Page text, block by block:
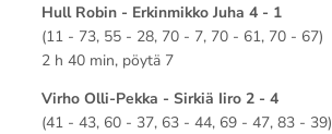
Hull Robin - Erkinmikko Juha 4 - 1
(11 - 73, 55 - 28, 70 - 7, 70 - 61, 70 - 67)
2 h 40 min, pöytä 7
Virho Olli-Pekka - Sirkiä Iiro 2 - 4
(41 - 43, 60 - 37, 63 - 44, 69 - 47, 83 - 39)